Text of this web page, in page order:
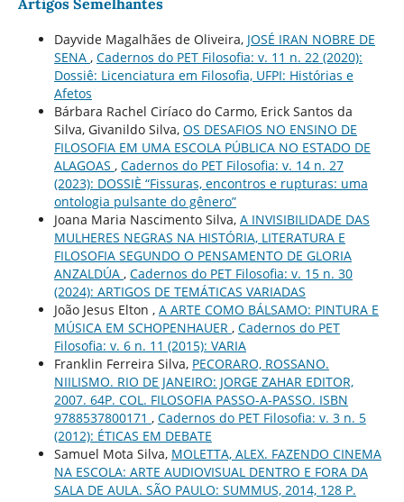
Dayvide Magalhães de Oliveira, JOSÉ IRAN NOBRE DE
SENA , Cadernos do PET Filosofia: v. 11 n. 22 (2020):
Dossiê: Licenciatura em Filosofia, UFPI: Histórias e
Afetos
Bárbara Rachel Ciríaco do Carmo, Erick Santos da
Silva, Givanildo Silva, OS DESAFIOS NO ENSINO DE
FILOSOFIA EM UMA ESCOLA PÚBLICA NO ESTADO DE
ALAGOAS , Cadernos do PET Filosofia: v. 14 n. 27
(2023): DOSSIÈ “Fissuras, encontros e rupturas: uma
ontologia pulsante do gênero”
Joana Maria Nascimento Silva, A INVISIBILIDADE DAS
MULHERES NEGRAS NA HISTÓRIA, LITERATURA E
FILOSOFIA SEGUNDO O PENSAMENTO DE GLORIA
ANZALDÚA , Cadernos do PET Filosofia: v. 15 n. 30
(2024): ARTIGOS DE TEMÁTICAS VARIADAS
João Jesus Elton , A ARTE COMO BÁLSAMO: PINTURA E
MÚSICA EM SCHOPENHAUER , Cadernos do PET
Filosofia: v. 6 n. 11 (2015): VARIA
Franklin Ferreira Silva, PECORARO, ROSSANO.
NIILISMO. RIO DE JANEIRO: JORGE ZAHAR EDITOR,
2007. 64P. COL. FILOSOFIA PASSO-A-PASSO. ISBN
9788537800171 , Cadernos do PET Filosofia: v. 3 n. 5
(2012): ÉTICAS EM DEBATE
Samuel Mota Silva, MOLETTA, ALEX. FAZENDO CINEMA
NA ESCOLA: ARTE AUDIOVISUAL DENTRO E FORA DA
SALA DE AULA. SÃO PAULO: SUMMUS, 2014, 128 P.